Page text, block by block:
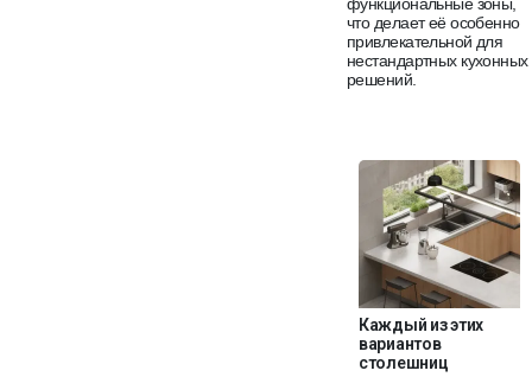
что делает её особенно
привлекательной для
нестандартных кухонных
решений.
Каждый из этих
вариантов
столешниц